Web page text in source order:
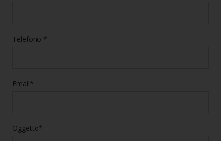
Telefono *
Email*
Oggetto*